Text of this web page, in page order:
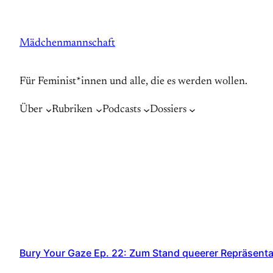
springen
Mädchenmannschaft
Für Feminist*innen und alle, die es werden wollen.
Über Rubriken Podcasts Dossiers
Bury Your Gaze Ep. 22: Zum Stand queerer